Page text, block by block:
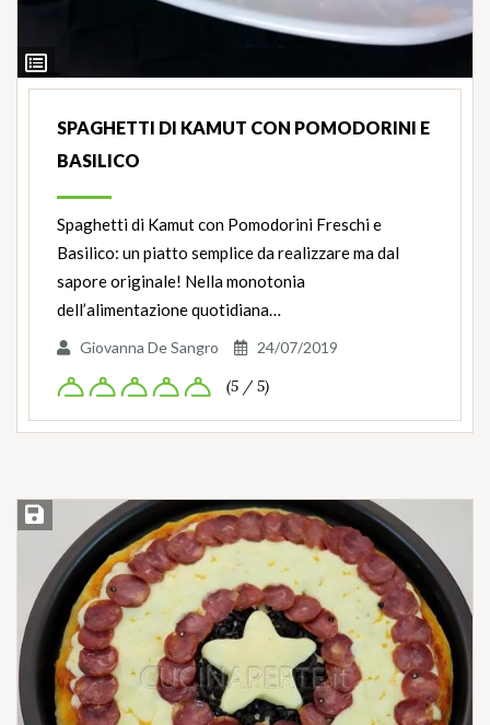
Ingredienti
SPAGHETTI DI KAMUT CON POMODORINI E
BASILICO
Spaghetti di Kamut con Pomodorini Freschi e
Basilico: un piatto semplice da realizzare ma dal
sapore originale! Nella monotonia
dell’alimentazione quotidiana…
Giovanna De Sangro 24/07/2019
(5 / 5)
Salva ricetta